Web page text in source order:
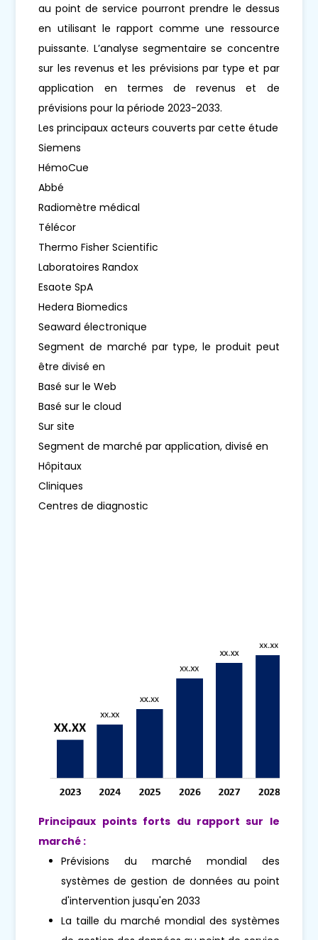
au point de service pourront prendre le dessus
en utilisant le rapport comme une ressource
puissante. L’analyse segmentaire se concentre
sur les revenus et les prévisions par type et par
application en termes de revenus et de
prévisions pour la période 2023-2033.
Les principaux acteurs couverts par cette étude
Siemens
HémoCue
Abbé
Radiomètre médical
Télécor
Thermo Fisher Scientific
Laboratoires Randox
Esaote SpA
Hedera Biomedics
Seaward électronique
Segment de marché par type, le produit peut
être divisé en
Basé sur le Web
Basé sur le cloud
Sur site
Segment de marché par application, divisé en
Hôpitaux
Cliniques
Centres de diagnostic
Principaux points forts du rapport sur le
marché :
Prévisions du marché mondial des
systèmes de gestion de données au point
d'intervention jusqu'en 2033
La taille du marché mondial des systèmes